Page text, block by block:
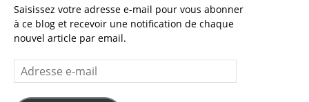
Saisissez votre adresse e-mail pour vous abonner
à ce blog et recevoir une notification de chaque
nouvel article par email.
Adresse
e-
mail